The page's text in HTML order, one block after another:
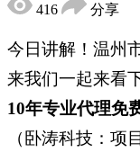
416
分享
今日讲解！温州
来我们一起来看
10年专业代理免
（卧涛科技：